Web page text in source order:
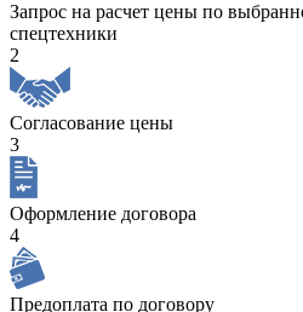
Запрос на расчет цены по
спецтехники
2
Согласование цены
3
Оформление договора
4
Предоплата по договору